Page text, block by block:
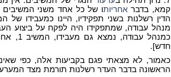
קמא, בדבראחריותו של כל אחד משני
הדין רשלנות בשני תפקידיו, היינו כמעבידו
מנהל עבודה, שמתפקידו היה לפקח על ביצוע
חדש].
כאמור, לא מצאתי פגם בקביעות אלה, כפי
הראשונה בדבר העדר רשלנות תורמת מצד